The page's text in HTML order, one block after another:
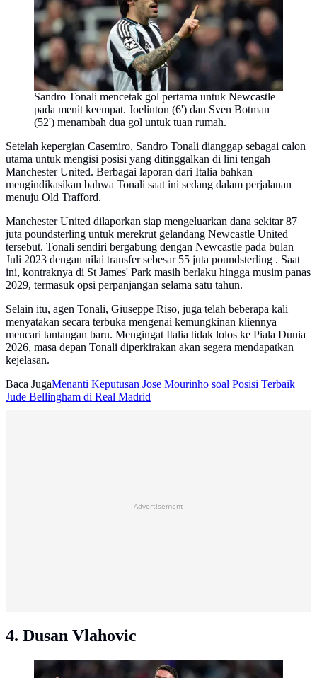
Sandro Tonali mencetak gol pertama untuk Newcastle
pada menit keempat. Joelinton (6') dan Sven Botman
(52') menambah dua gol untuk tuan rumah.
Setelah kepergian Casemiro, Sandro Tonali dianggap sebagai calon
utama untuk mengisi posisi yang ditinggalkan di lini tengah
Manchester United. Berbagai laporan dari Italia bahkan
mengindikasikan bahwa Tonali saat ini sedang dalam perjalanan
menuju Old Trafford.
Manchester United dilaporkan siap mengeluarkan dana sekitar 87
juta poundsterling untuk merekrut gelandang Newcastle United
tersebut. Tonali sendiri bergabung dengan Newcastle pada bulan
Juli 2023 dengan nilai transfer sebesar 55 juta poundsterling . Saat
ini, kontraknya di St James' Park masih berlaku hingga musim panas
2029, termasuk opsi perpanjangan selama satu tahun.
Selain itu, agen Tonali, Giuseppe Riso, juga telah beberapa kali
menyatakan secara terbuka mengenai kemungkinan kliennya
mencari tantangan baru. Mengingat Italia tidak lolos ke Piala Dunia
2026, masa depan Tonali diperkirakan akan segera mendapatkan
kejelasan.
Baca JugaMenanti Keputusan Jose Mourinho soal Posisi Terbaik
Jude Bellingham di Real Madrid
Advertisement
4. Dusan Vlahovic